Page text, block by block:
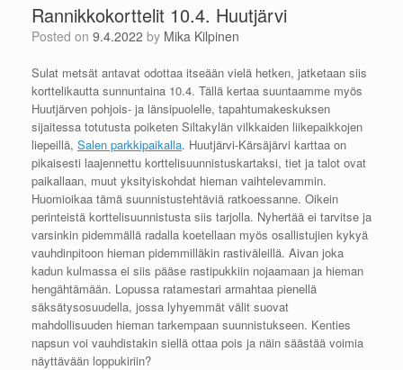
Rannikkokorttelit 10.4. Huutjärvi
Posted on 9.4.2022 by Mika Kilpinen
Sulat metsät antavat odottaa itseään vielä hetken, jatketaan siis
korttelikautta sunnuntaina 10.4. Tällä kertaa suuntaamme myös
Huutjärven pohjois- ja länsipuolelle, tapahtumakeskuksen
sijaitessa totutusta poiketen Siltakylän vilkkaiden liikepaikkojen
liepeillä, Salen parkkipaikalla. Huutjärvi-Kärsäjärvi karttaa on
pikaisesti laajennettu korttelisuunnistuskartaksi, tiet ja talot ovat
paikallaan, muut yksityiskohdat hieman vaihtelevammin.
Huomioikaa tämä suunnistustehtäviä ratkoessanne. Oikein
perinteistä korttelisuunnistusta siis tarjolla. Nyhertää ei tarvitse ja
varsinkin pidemmällä radalla koetellaan myös osallistujien kykyä
vauhdinpitoon hieman pidemmilläkin rastiväleillä. Aivan joka
kadun kulmassa ei siis pääse rastipukkiin nojaamaan ja hieman
hengähtämään. Lopussa ratamestari armahtaa pienellä
säksätysosuudella, jossa lyhyemmät välit suovat
mahdollisuuden hieman tarkempaan suunnistukseen. Kenties
napsun voi vauhdistakin siellä ottaa pois ja näin säästää voimia
näyttävään loppukiriin?